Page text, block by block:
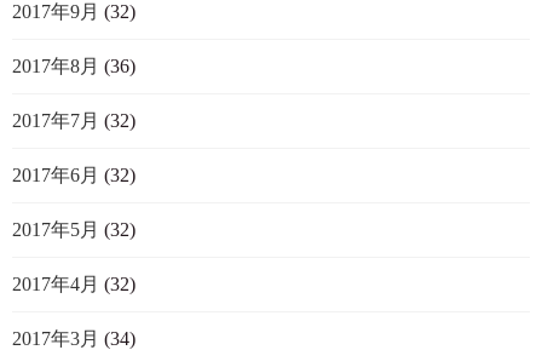
2017年9月 (32)
2017年8月 (36)
2017年7月 (32)
2017年6月 (32)
2017年5月 (32)
2017年4月 (32)
2017年3月 (34)